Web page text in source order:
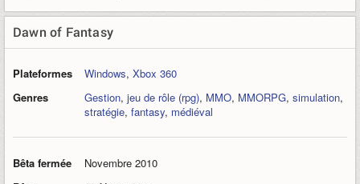
Dawn of Fantasy
Plateformes Windows, Xbox 360
Genres
Gestion, jeu de rôle (rpg), MMO, MMORPG, simulation,
stratégie, fantasy, médiéval
Bêta fermée
Novembre 2010